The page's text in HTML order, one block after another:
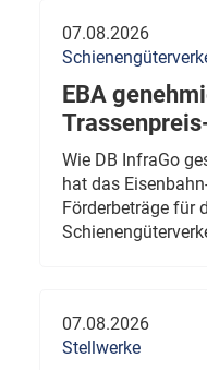
07.08.2026
EBA
Wie DB InfraGo
hat das
Förderbeträge für
07.08.2026
Stellwerke